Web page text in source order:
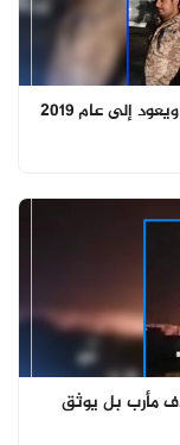
إلى عام 2019
مأرب بل يوثق